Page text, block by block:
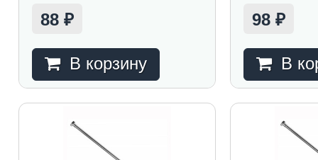
88 ₽
В корзину
98₽
В